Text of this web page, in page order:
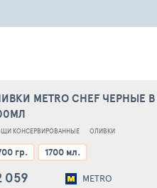
METRO CHEF
КОНСЕРВИРОВАННЫЕ ОЛИВКИ
гр. 1700 мл.
059 METRO